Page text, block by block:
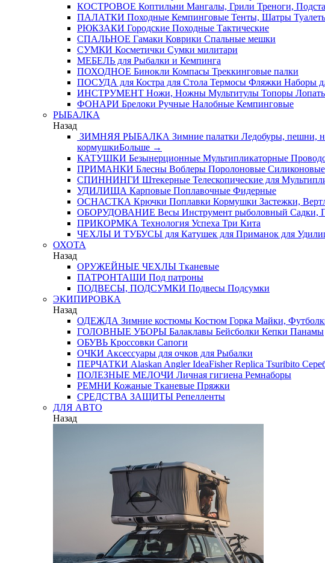
КОСТРОВОЕ Коптильни Мангалы, Грили Треноги,
ПАЛАТКИ Походные Кемпинговые Тенты, Шатры
РЮКЗАКИ Городские Походные Тактические
СПАЛЬНОЕ Гамаки Коврики Спальные мешки
СУМКИ Косметички Сумки милитари
МЕБЕЛЬ для Рыбалки и Кемпинга
ПОХОДНОЕ Бинокли Компасы Треккинговые палки
ПОСУДА для Костра для Стола Термосы Фляжки Наборы
ИНСТРУМЕНТ Ножи, Ножны Мультитулы Топоры
ФОНАРИ Брелоки Ручные Налобные Кемпинговые
РЫБАЛКА
Назад
ЗИМНЯЯ РЫБАЛКА Зимние палатки Ледобуры, пешни,
кормушкиБольше →
КАТУШКИ Безынерционные Мультипликаторные
ПРИМАНКИ Блесны Воблеры Поролоновые Силиконовые
СПИННИНГИ Штекерные Телескопические для
УДИЛИЩА Карповые Поплавочные Фидерные
ОСНАСТКА Крючки Поплавки Кормушки Застежки,
ОБОРУДОВАНИЕ Весы Инструмент рыболовный Садки,
ПРИКОРМКА Технология Успеха Три Кита
ЧЕХЛЫ И ТУБУСЫ для Катушек для Приманок для
ОХОТА
Назад
ОРУЖЕЙНЫЕ ЧЕХЛЫ Тканевые
ПАТРОНТАШИ Под патроны
ПОДВЕСЫ, ПОДСУМКИ Подвесы Подсумки
ЭКИПИРОВКА
Назад
ОДЕЖДА Зимние костюмы Костюм Горка Майки,
ГОЛОВНЫЕ УБОРЫ Балаклавы Бейсболки Кепки Панамы
ОБУВЬ Кроссовки Сапоги
ОЧКИ Аксессуары для очков для Рыбалки
ПЕРЧАТКИ Alaskan AnglerIdeaFisherReplica Tsuribito
ПОЛЕЗНЫЕ МЕЛОЧИ Личная гигиена Ремнаборы
РЕМНИ Кожаные Тканевые Пряжки
СРЕДСТВА ЗАЩИТЫ Репелленты
ДЛЯ АВТО
Назад